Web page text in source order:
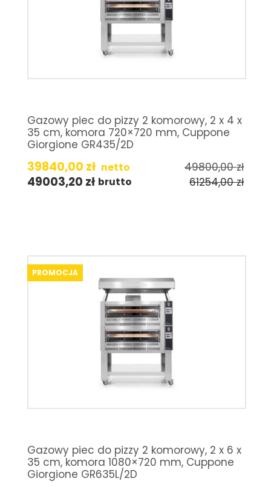
Gazowy piec do pizzy 2 komorowy, 2 x 4 x
35 cm, komora 720×720 mm, Cuppone
Giorgione GR435/2D
39840,00 zł netto 49800,00zł
49003,20 zł brutto 61254,00zł
PROMOCJA
Gazowy piec do pizzy 2 komorowy, 2 x 6 x
35 cm, komora 1080×720 mm, Cuppone
Giorgione GR635L/2D